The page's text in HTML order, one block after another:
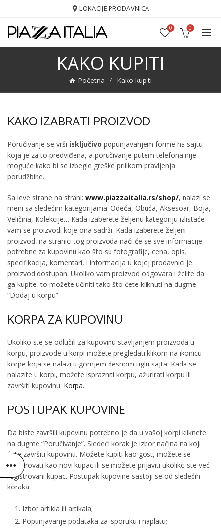
LOKACIJE PRODAVNICA
0 0
KAKO KUPITI
Početna Kako kupiti
KAKO IZABRATI PROIZVOD
Poručivanje se vrši isključivo popunjavanjem forme na sajtu
koja je za to predviđena, a poručivanje putem telefona nije
moguće kako bi se izbegle greške prilikom pravljenja
porudžbine.
Sa leve strane na strani: www.piazzaitalia.rs/shop/, nalazi se
meni sa sledećim kategorijama: Odeća, Obuća, Aksesoar, Boja,
Veličina, Kolekcije… Kada izaberete željenu kategoriju izlistaće
vam se proizvodi koje ona sadrži. Kada izaberete željeni
proizvod, na stranici tog proizvoda naći će se sve informacije
potrebne za kupovinu kao što su fotografije, cena, opis,
specifikacija, komentari, i informacija u kojoj prodavnici je
proizvod dostupan. Ukoliko vam proizvod odgovara i želite da
ga kupite, to možete učiniti tako što ćete kliknuti na dugme
“Dodaj u korpu”.
KORPA ZA KUPOVINU
Ukoliko ste se odlučili za kupovinu stavljanjem proizvoda u
korpu, proizvode u korpi možete pregledati klikom na ikonicu
korpe koja se nalazi u gornjem desnom uglu sajta. Kada se
nalazite u korpi, možete isprazniti korpu, ažurirati korpu ili
završiti kupovinu: Korpa.
POSTUPAK KUPOVINE
Da biste završili kupovinu potrebno je da u vašoj korpi kliknete
na dugme “Poručivanje”. Sledeći korak je izbor načina na koji
ćete završiti kupovinu. Možete kupiti kao gost, možete se
registrovati kao novi kupac ili se možete prijaviti ukoliko ste već
registrovani kupac. Postupak kupovine sastoji se od sledećih
koraka:
Izbor artikla ili artikala;
Popunjavanje podataka za isporuku i naplatu;